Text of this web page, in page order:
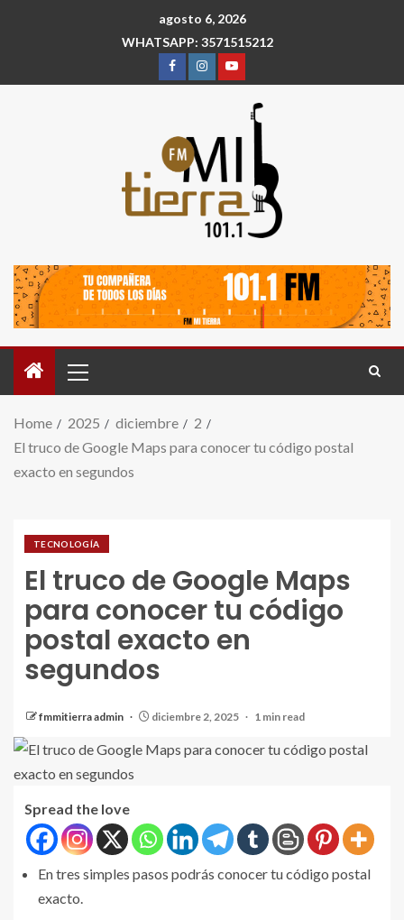
agosto 6, 2026
WHATSAPP: 3571515212
Home 2025 diciembre
2
El truco de Google Maps para conocer tu código postal
exacto en segundos
TECNOLOGÍA
El truco de Google Maps
para conocer tu código
postal exacto en
segundos
fmmitierra admin diciembre 2, 2025 1 min read
Spread the love
En tres simples pasos podrás conocer tu código postal
exacto.